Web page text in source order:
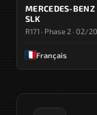
MERCEDES-BENZ
SLK
R171 · Phase 2 · 02/
Français